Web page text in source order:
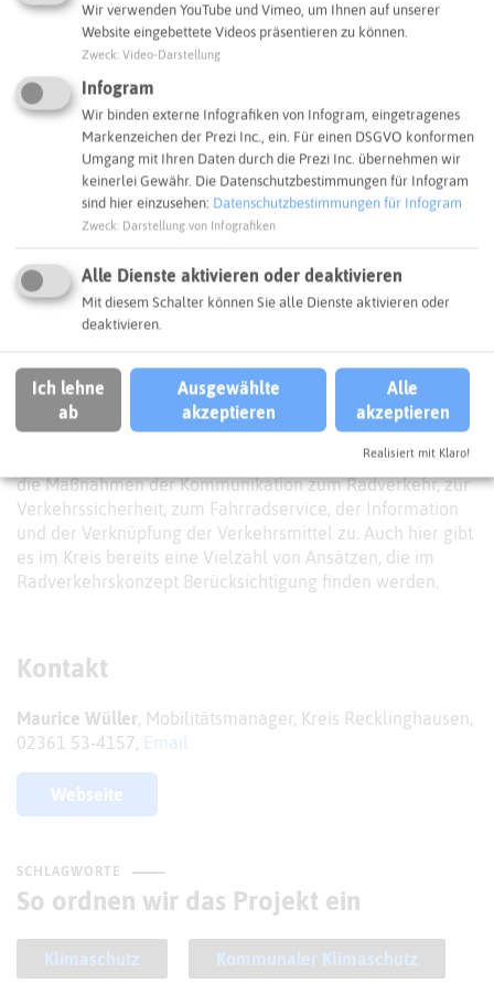
Auf der anderen Seite arbeitet derRegionalverband Ruhr
an der Umsetzung des regionalen Radwegenetzes.
Hier bestehen also bereits Netzvorstellungen auf
regionaler Ebene. Daneben gibt es noch weitere Akteure,
wie denLandesbetrieb Straßen.NRW und die
Zweckverbände der Gewässerwirtschaft, die für den
Radverkehr relevante Wege in der eigenen Baulast
betreiben.
Neues Radverkehrskonzept für den Kreis
Recklinghausen
Vor diesem Hintergrund und mit dem Auftrag aus dem
Vestischen Klimapakt, den der Kreistag beschlossen hat,
erstellen. Dabei gilt es Dopplungen gegenüber den
Planungen der Städte und des Regionalverbandes zu
vermeiden sind.
Dies trifft nicht nur auf die Infrastruktur, sondern auch auf
die Maßnahmen der Kommunikation zum Radverkehr, zur
Verkehrssicherheit, zum Fahrradservice, der Information
und der Verknüpfung der Verkehrsmittel zu. Auch hier gibt
es im Kreis bereits eine Vielzahl von Ansätzen, die im
Radverkehrskonzept Berücksichtigung finden werden.
Kontakt
Maurice Wüller, Mobilitätsmanager, Kreis Recklinghausen,
02361 53-4157, Email
Webseite
SCHLAGWORTE
So ordnen wir das Projekt ein
Klimaschutz Kommunaler Klimaschutz
Wir verwenden YouTube und Vimeo, um Ihnen auf unserer
Website eingebettete Videos präsentieren zu können.
Zweck Video-Darstellung
Infogram
Wir binden externe Infografiken von Infogram, eingetragenes
Markenzeichen der Prezi Inc., ein. Für einen DSGVO konformen
Umgang mit Ihren Daten durch die Prezi Inc. übernehmen wir
keinerlei Gewähr. Die Datenschutzbestimmungen für Infogram
sind hier einzusehen: Datenschutzbestimmungen für Infogram
Zweck Darstellung von Infografiken
Alle Dienste aktivieren oder deaktivieren
Mit diesem Schalter können Sie alle Dienste aktivieren oder
deaktivieren.
Ich lehne
ab
Ausgewählte
akzeptieren
Alle
akzeptieren
Realisiert mit Klaro!